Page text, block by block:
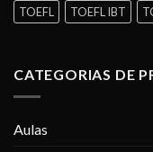
TOEFL
TOEFL IBT
CATEGORIAS DE
Aulas